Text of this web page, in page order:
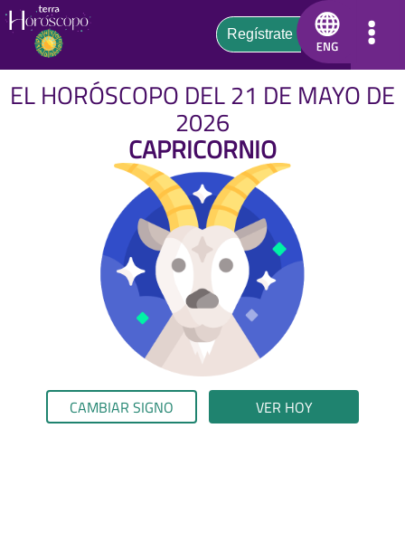
EL HORÓSCOPO DEL 21 DE MAYO DE
2026
CAPRICORNIO
CAMBIAR SIGNO VER HOY